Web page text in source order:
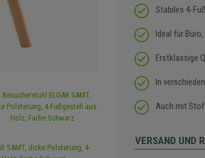
Stabiles 4-
Ideal für
Erstklassige
In
Auch mit
VERSAND UND